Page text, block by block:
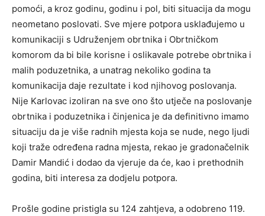
pomoći, a kroz godinu, godinu i pol, biti situacija da mogu
neometano poslovati. Sve mjere potpora usklađujemo u
komunikaciji s Udruženjem obrtnika i Obrtničkom
komorom da bi bile korisne i oslikavale potrebe obrtnika i
malih poduzetnika, a unatrag nekoliko godina ta
komunikacija daje rezultate i kod njihovog poslovanja.
Nije Karlovac izoliran na sve ono što utječe na poslovanje
obrtnika i poduzetnika i činjenica je da definitivno imamo
situaciju da je više radnih mjesta koja se nude, nego ljudi
koji traže određena radna mjesta, rekao je gradonačelnik
Damir Mandić i dodao da vjeruje da će, kao i prethodnih
godina, biti interesa za dodjelu potpora.
Prošle godine pristigla su 124 zahtjeva, a odobreno 119.